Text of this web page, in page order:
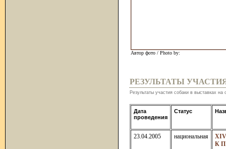
Автор фото / Photo by:
РЕЗУЛЬТАТЫ
Результаты участия собаки в выставках
Дата
проведения
Статус
23.04.2005 национальная
ХIV
К П